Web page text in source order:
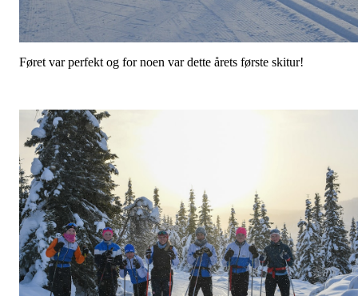
Føret var perfekt og for noen var dette årets første skitur!